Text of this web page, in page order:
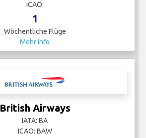
ICAO:
1
Wöchentliche Flüge
Mehr Info
British Airways
IATA: BA
ICAO: BAW